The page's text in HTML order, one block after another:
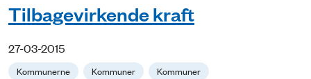
Tilbagevirkende kraft
27-03-2015
Kommunerne Kommuner
Kommuner